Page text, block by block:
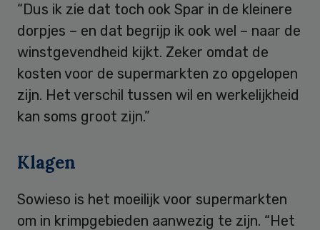
“Dus ik zie dat toch ook Spar in de kleinere
dorpjes – en dat begrijp ik ook wel – naar de
winstgevendheid kijkt. Zeker omdat de
kosten voor de supermarkten zo opgelopen
zijn. Het verschil tussen wil en werkelijkheid
kan soms groot zijn.”
Klagen
Sowieso is het moeilijk voor supermarkten
om in krimpgebieden aanwezig te zijn. “Het